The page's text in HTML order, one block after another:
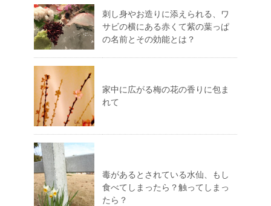
刺し身やお造りに添えられる、ワ
サビの横にある赤くて紫の葉っぱ
の名前とその効能とは？
家中に広がる梅の花の香りに包ま
れて
毒があるとされている水仙、もし
食べてしまったら？触ってしまっ
たら？